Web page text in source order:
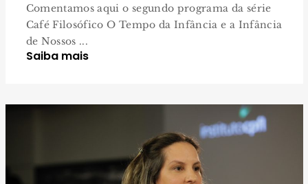
Comentamos aqui o segundo programa da série
Café Filosófico O Tempo da Infância e a Infância
de Nossos ...
Saiba mais